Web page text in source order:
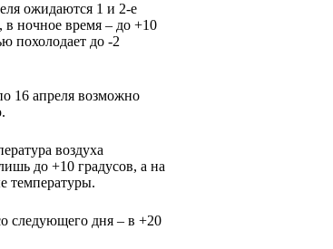
ожидаются 1 и 2-е
в ночное время – до +10
похолодает до -2
16 апреля возможно
воздуха
до +10 градусов, а на
температуры.
следующего дня – в +20